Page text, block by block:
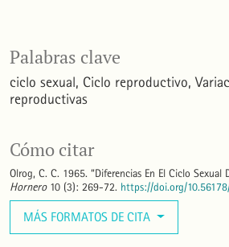
Palabras clave
ciclo sexual Ciclo reproductivo
reproductivas
Cómo citar
Olrog, C. C. 1965. “Diferencias En El Ciclo Sexual
Hornero10 (3): 269-72. https://doi.org/
MÁS FORMATOS DE CITA